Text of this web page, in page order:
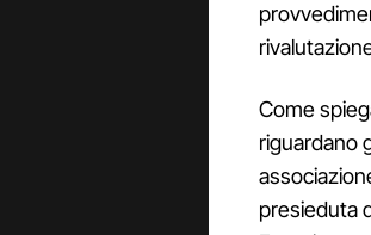
Come
riguardano
presieduta